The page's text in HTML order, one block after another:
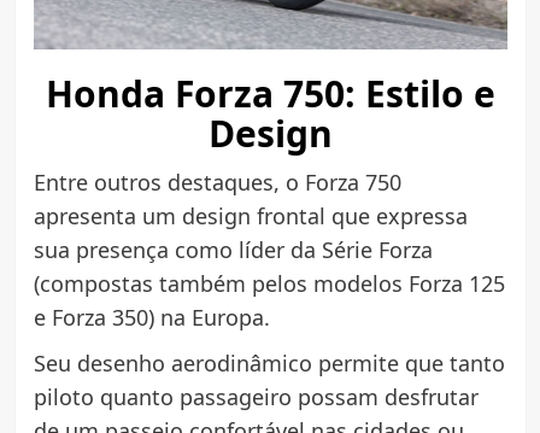
Honda Forza 750: Estilo e
Design
Entre outros destaques, o Forza 750
apresenta um design frontal que expressa
sua presença como líder da Série Forza
(compostas também pelos modelos Forza 125
e Forza 350) na Europa.
Seu desenho aerodinâmico permite que tanto
piloto quanto passageiro possam desfrutar